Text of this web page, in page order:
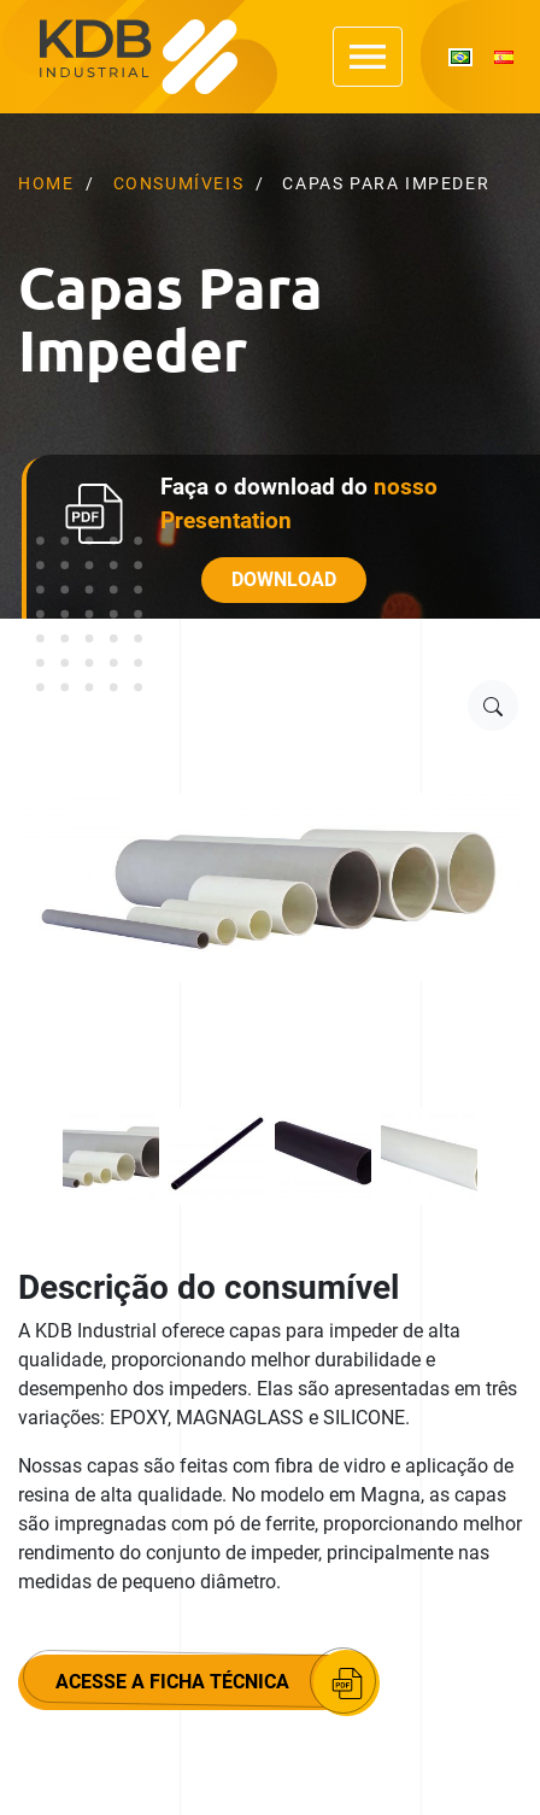
HOME CONSUMÍVEIS CAPAS PARA IMPEDER
Capas Para
Impeder
Faça o download do nosso
Presentation
DOWNLOAD
023 (1) 039 (1)
Descrição do consumível
A KDB Industrial oferece capas para impeder de alta
qualidade, proporcionando melhor durabilidade e
desempenho dos impeders. Elas são apresentadas em três
variações: EPOXY, MAGNAGLASS e SILICONE.
Nossas capas são feitas com fibra de vidro e aplicação de
resina de alta qualidade. No modelo em Magna, as capas
são impregnadas com pó de ferrite, proporcionando melhor
rendimento do conjunto de impeder, principalmente nas
medidas de pequeno diâmetro.
ACESSE A FICHA TÉCNICA